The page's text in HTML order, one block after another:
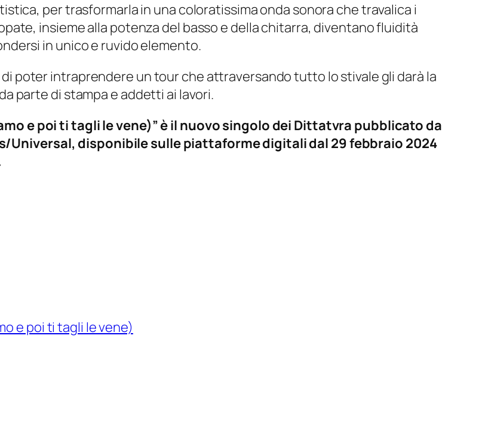
per trasformarla in una coloratissima onda sonora che travalica i
insieme alla potenza del basso e della chitarra, diventano fluidità
in unico e ruvido elemento.
poter intraprendere un tour che attraversando tutto lo stivale gli darà la
parte di stampa e addetti ai lavori.
e poi ti tagli le vene)” è il nuovo singolo dei Dittatvra pubblicato da
Universal, disponibile sulle piattaforme digitali dal 29 febbraio 2024
e poi ti tagli le vene)